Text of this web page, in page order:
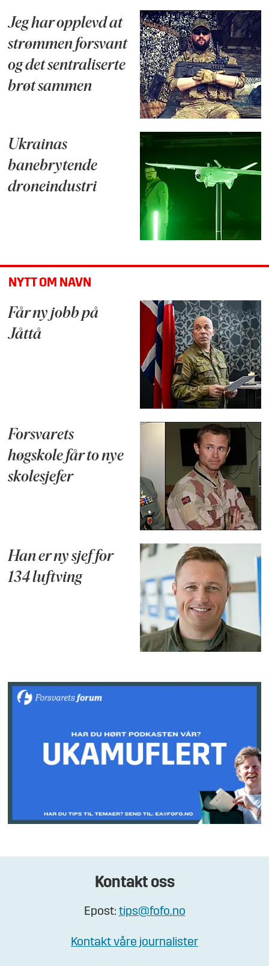
Jeg har opplevd at
strømmen forsvant
og det sentraliserte
brøt sammen
Ukrainas
banebrytende
droneindustri
NYTT OM NAVN
Får ny jobb på
Jåttå
Forsvarets
høgskole får to nye
skolesjefer
Han er ny sjef for
134 luftving
Kontakt oss
Epost: tips@fofo.no
Kontakt våre journalister